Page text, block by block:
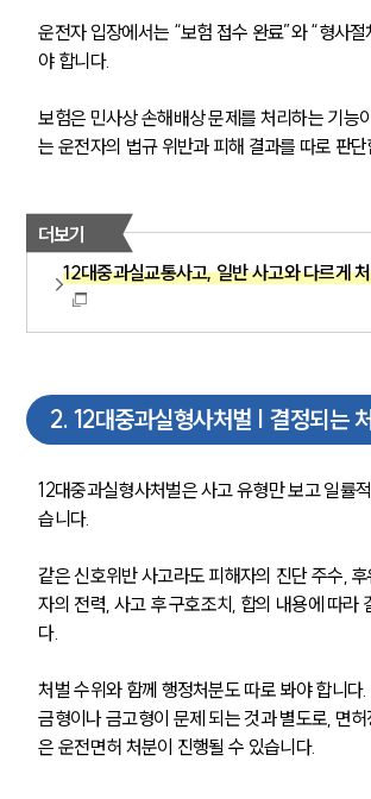
운전자 입장에서는 “보험 접수 완료”와 “형사
야 합니다.
보험은 민사상 손해배상 문제를 처리하는 기능
는 운전자의 법규 위반과 피해 결과를 따로 판단
더보기
12대중과실교통사고, 일반 사고와 다르게
2. 12대중과실형사처벌 | 결정되는
12대중과실형사처벌은 사고 유형만 보고 일률
습니다.
같은 신호위반 사고라도 피해자의 진단 주수,
자의 전력, 사고 후 구호조치, 합의 내용에 따라
다.
처벌 수위와 함께 행정처분도 따로 봐야 합니다
금형이나 금고형이 문제 되는 것과 별도로, 면
은 운전면허 처분이 진행될 수 있습니다.